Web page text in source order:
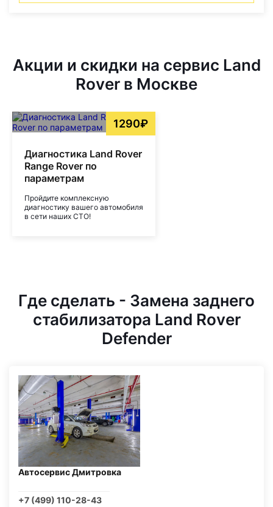
Акции и скидки на сервис Land
Rover в Москве
1290₽
Диагностика Land Rover
Range Rover по
параметрам
Пройдите комплексную
диагностику вашего автомобиля
в сети наших СТО!
Где сделать - Замена заднего
стабилизатора Land Rover
Defender
Автосервис Дмитровка
+7 (499) 110-28-43